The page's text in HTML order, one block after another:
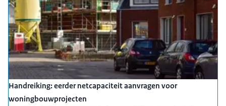
Handreiking: eerder netcapaciteit aanvragen voor
woningbouwprojecten